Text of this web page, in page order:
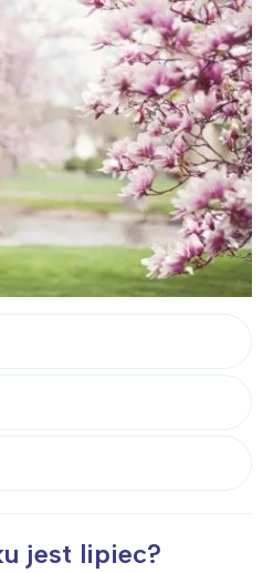
jest lipiec?
Śląsk
Kraków
Południe
Północ
Wszystkie